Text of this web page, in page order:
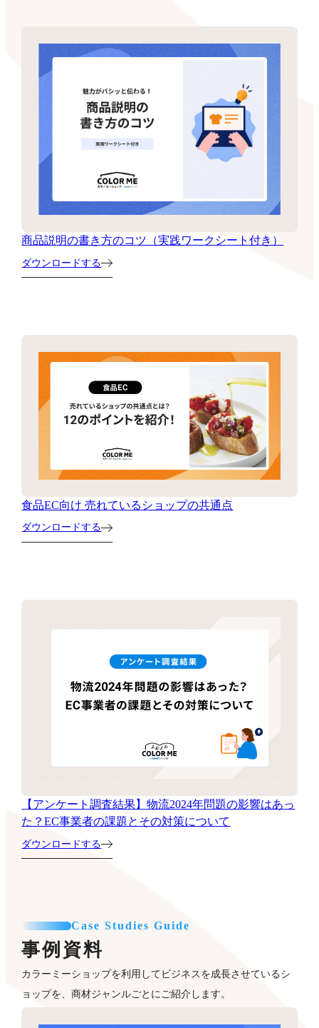
商品説明の書き方のコツ（実践ワークシート付き）
ダウンロードする
食品EC向け 売れているショップの共通点
ダウンロードする
【アンケート調査結果】物流2024年問題の影響はあっ
た？EC事業者の課題とその対策について
ダウンロードする
Case Studies Guide
事例資料
カラーミーショップを利用してビジネスを成長させているシ
ョップを、商材ジャンルごとにご紹介します。